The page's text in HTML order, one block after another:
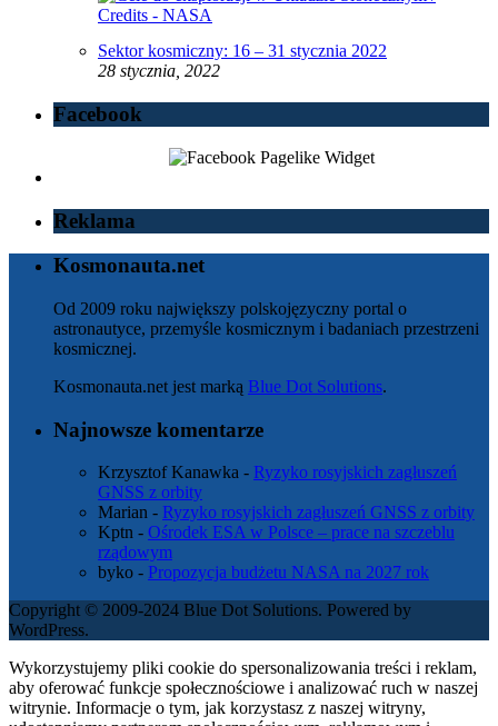
Sektor kosmiczny: 16 – 31 stycznia 2022
28 stycznia, 2022
Facebook
Reklama
Kosmonauta.net
Od 2009 roku największy polskojęzyczny portal o
astronautyce, przemyśle kosmicznym i badaniach przestrzeni
kosmicznej.
Kosmonauta.net jest marką Blue Dot Solutions.
Najnowsze komentarze
Krzysztof Kanawka - Ryzyko rosyjskich zagłuszeń
GNSS z orbity
Marian - Ryzyko rosyjskich zagłuszeń GNSS z orbity
Kptn - Ośrodek ESA w Polsce – prace na szczeblu
rządowym
byko - Propozycja budżetu NASA na 2027 rok
Copyright © 2009-2024 Blue Dot Solutions. Powered by
WordPress.
Wykorzystujemy pliki cookie do spersonalizowania treści i reklam,
aby oferować funkcje społecznościowe i analizować ruch w naszej
witrynie. Informacje o tym, jak korzystasz z naszej witryny,